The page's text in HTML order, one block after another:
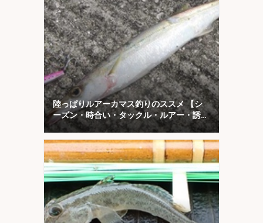
陸っぱりルアーカマス釣りのススメ 【シ
ーズン・時合い・タックル・ルアー・誘い
方を解説】